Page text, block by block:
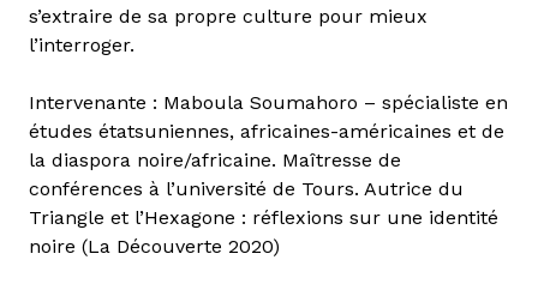
s’extraire de sa propre culture pour mieux
l’interroger.
Intervenante : Maboula Soumahoro – spécialiste en
études étatsuniennes, africaines-américaines et de
la diaspora noire/africaine. Maîtresse de
conférences à l’université de Tours. Autrice du
Triangle et l’Hexagone : réflexions sur une identité
noire (La Découverte 2020)